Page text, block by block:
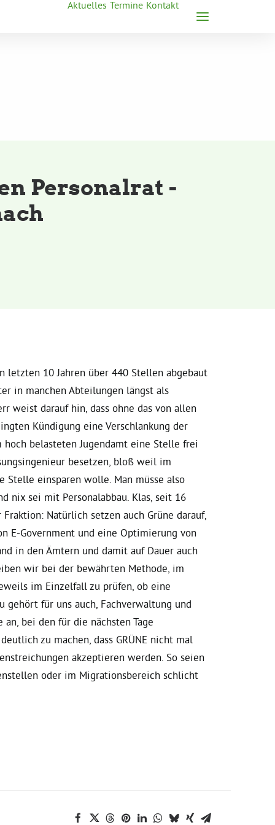
Aktuelles Termine Kontakt
Personalrat -
letzten 10 Jahren über 440 Stellen abgebaut
in manchen Abteilungen längst als
weist darauf hin, dass ohne das von allen
Kündigung eine Verschlankung der
belasteten Jugendamt eine Stelle frei
besetzen, bloß weil im
Stelle einsparen wolle. Man müsse also
nix sei mit Personalabbau. Klas, seit 16
Natürlich setzen auch Grüne darauf,
E-Government und eine Optimierung von
in den Ämtern und damit auf Dauer auch
wir bei der bewährten Methode, im
im Einzelfall zu prüfen, ob eine
gehört für uns auch, Fachverwaltung und
bei den für die nächsten Tage
zu machen, dass GRÜNE nicht mal
akzeptieren werden. So seien
oder im Migrationsbereich schlicht